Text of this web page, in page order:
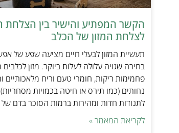
הקשר המפתיע והישיר בין הצלחת
לצלחת המזון של הכלב
תעשיית המזון לבעלי חיים מציעה שפע של
בחירה שגויה עלולה לעלות ביוקר. מזון
פחמימות ריקות, חומרי טעם וריח מלאכותיים
נחותים (כמו תירס או חיטה בכמויות
לתנודות חדות ומהירות ברמות הסוכר בדם
לקריאת המאמר »